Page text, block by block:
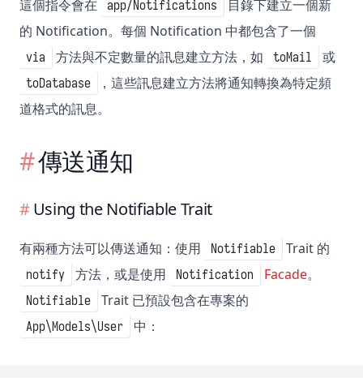
這個指令會在 app/Notifications
目錄下建立一個新
的 Notification。每個 Notification 中都包含了一個
via 方法與不定數量的訊息建立方法，如 toMail 或
toDatabase
，這些訊息建立方法將通知轉換為特定頻
道格式的訊息。
傳送通知
Using the Notifiable Trait
有兩種方法可以傳送通知：使用 Notifiable Trait 的
notify 方法，或是使用 Notification Facade。
Notifiable Trait 已預設包含在專案的
App\Models\User 中：